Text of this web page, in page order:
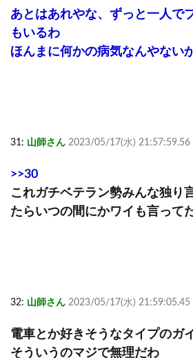
あとはあれやな、ずっと一人で
もいるわ
ほんまに何かの病気なんやない
31: 山師さん 2023/05/17(水) 21:57:59.56
>>30
これガチベテラン勢みんな独り
たらいつの間にかワイも言って
32: 山師さん 2023/05/17(水) 21:59:05.45
電車とか好きそうなタイプのガ
そういうのマジで無理だわ